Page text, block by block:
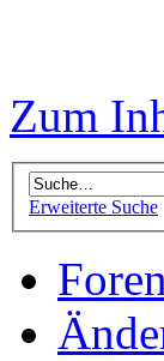
Zum
Erweiterte Suche